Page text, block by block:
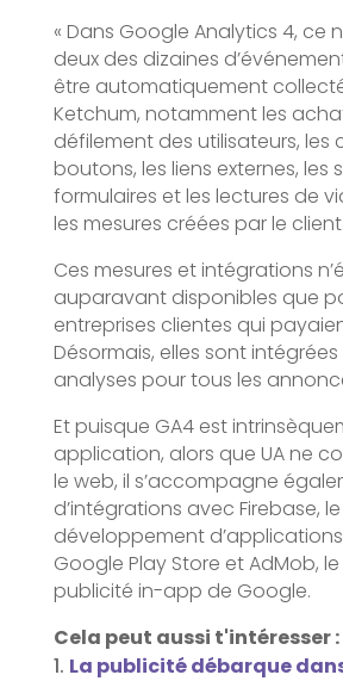
« Dans Google Analytics 4, ce
deux des dizaines
être automatiquement
Ketchum, notamment les
défilement des utilisateurs, les
boutons, les liens externes, les
formulaires et les lectures de
les mesures créées par le client.
Ces mesures et intégrations
auparavant disponibles que
entreprises clientes qui
Désormais, elles sont
analyses pour tous les
Et puisque GA4 est
application, alors que UA ne
le web, il s’accompagne
d’intégrations avec Firebase,
développement
Google Play Store et AdMob,
publicité in-app de Google.
Cela peut aussi t'intéresser :
La publicité débarque